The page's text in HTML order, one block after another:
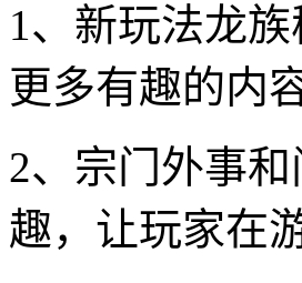
1、新玩法龙
更多有趣的内容
2、宗门外事
趣，让玩家在